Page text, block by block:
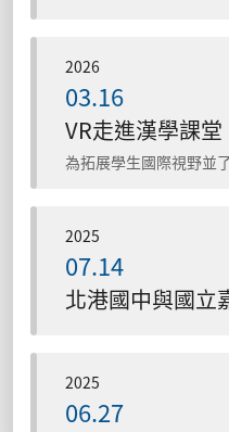
2026
03.16
2025
07.14
2025
06.27